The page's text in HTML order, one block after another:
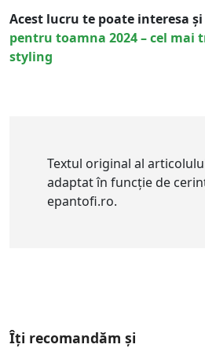
Acest lucru te poate interesa și
pentru toamna 2024 – cel mai
styling
Textul original al
adaptat în funcție de
epantofi.ro.
Îți recomandăm și